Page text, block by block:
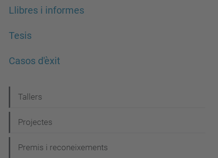
Llibres i informes
Tesis
Casos d'èxit
a
v
Tallers
Projectes
Premis i reconeixements